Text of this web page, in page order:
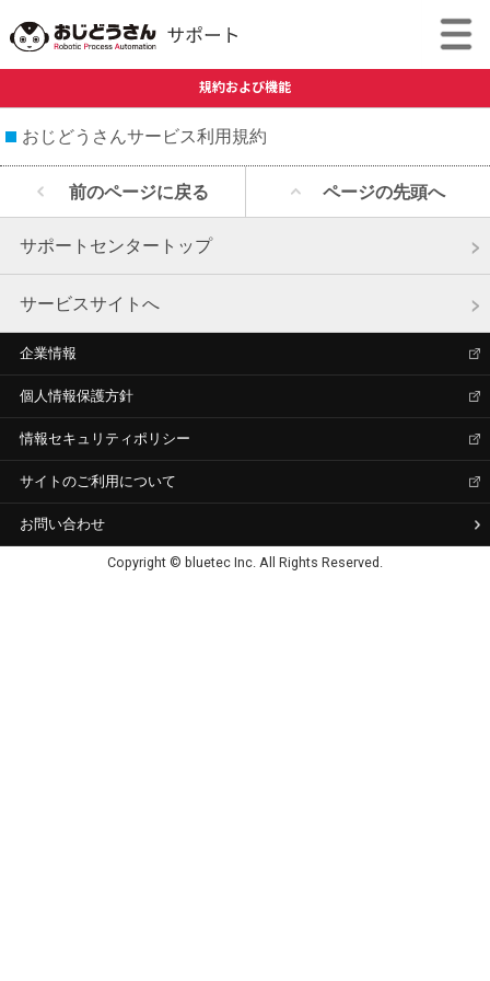
規約および機能
おじどうさんサービス利用規約
前のページに戻る ページの先頭へ
サポートセンタートップ
サービスサイトへ
企業情報
個人情報保護方針
情報セキュリティポリシー
サイトのご利用について
お問い合わせ
Copyright © bluetec Inc. All Rights Reserved.